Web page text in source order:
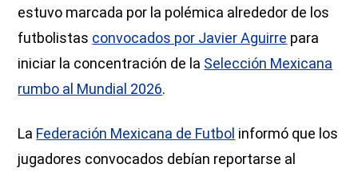
estuvo marcada por la polémica alrededor de los
futbolistas convocados por Javier Aguirre para
iniciar la concentración de la Selección Mexicana
rumbo al Mundial 2026.
La Federación Mexicana de Futbol informó que los
jugadores convocados debían reportarse al